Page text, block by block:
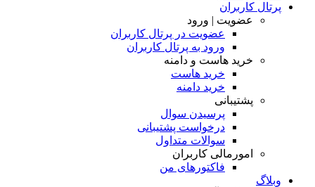
پرتال کاربران
عضویت | ورود
عضویت در پرتال کاربران
ورود به پرتال کاربران
خرید هاست و دامنه
خرید هاست
خرید دامنه
پشتیبانی
پرسیدن سوال
درخواست پشتیبانی
سوالات متداول
امورمالی کاربران
فاکتورهای من
وبلاگ